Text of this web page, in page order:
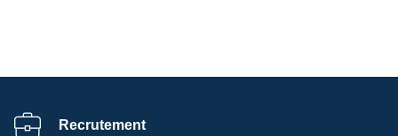
Recrutement